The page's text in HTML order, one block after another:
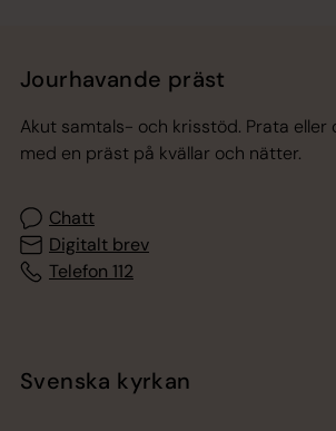
Jourhavande präst
Akut samtals- och krisstöd. Prata
med en präst på kvällar och nätter.
Chatt
Digitalt brev
Telefon 112
Svenska kyrkan